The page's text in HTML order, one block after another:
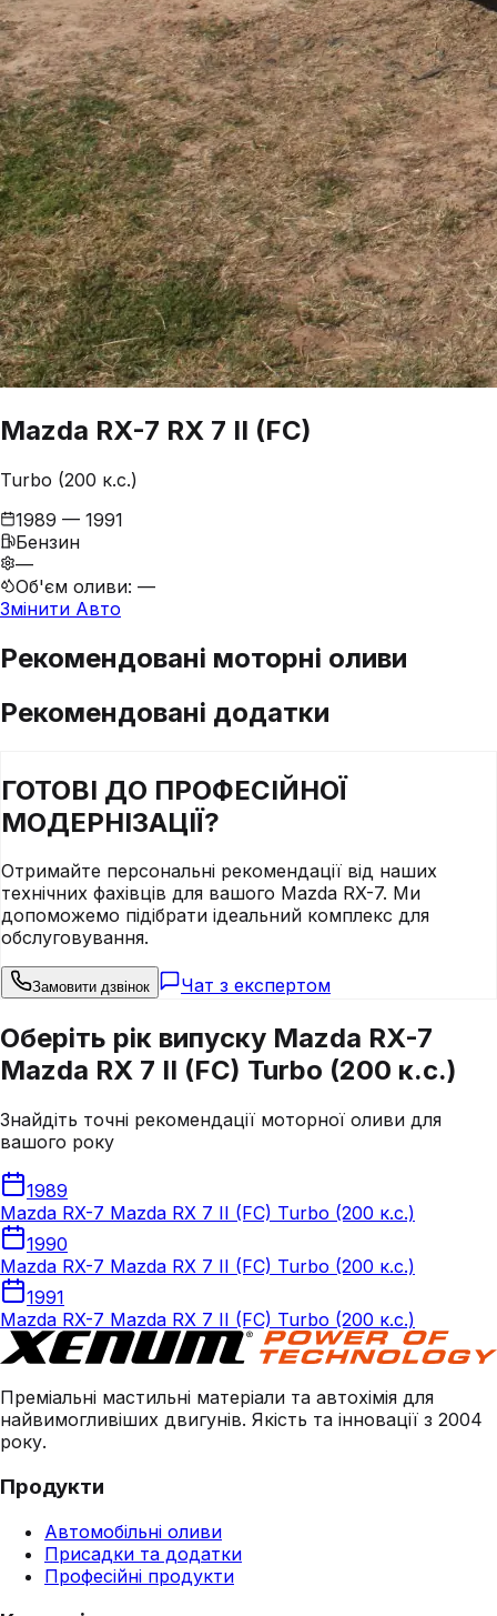
Mazda RX-7 RX 7 II (FC)
Turbo (200 к.с.)
1989 — 1991
Бензин
—
Об'єм оливи: —
Змінити Авто
Рекомендовані моторні оливи
Рекомендовані додатки
ГОТОВІ ДО ПРОФЕСІЙНОЇ
МОДЕРНІЗАЦІЇ?
Отримайте персональні рекомендації від наших
технічних фахівців для вашого Mazda RX-7. Ми
допоможемо підібрати ідеальний комплекс для
обслуговування.
Замовити дзвінок Чат з експертом
Оберіть рік випуску Mazda RX-7
Mazda RX 7 II (FC) Turbo (200 к.с.)
Знайдіть точні рекомендації моторної оливи для
вашого року
1989
Mazda RX-7 Mazda RX 7 II (FC) Turbo (200 к.с.)
1990
Mazda RX-7 Mazda RX 7 II (FC) Turbo (200 к.с.)
1991
Mazda RX-7 Mazda RX 7 II (FC) Turbo (200 к.с.)
Преміальні мастильні матеріали та автохімія для
найвимогливіших двигунів. Якість та інновації з 2004
року.
Продукти
Автомобільні оливи
Присадки та додатки
Професійні продукти